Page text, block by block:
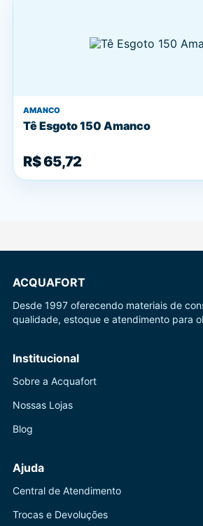
AMANCO
Tê Esgoto 150 Amanco
R$ 65,72
ACQUAFORT
Desde 1997 oferecendo materiais de
qualidade, estoque e atendimento para
Institucional
Sobre a Acquafort
Nossas Lojas
Blog
Ajuda
Central de Atendimento
Trocas e Devoluções